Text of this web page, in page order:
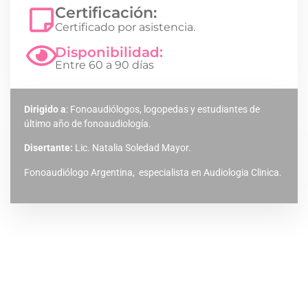
Certificación:
Certificado por asistencia.
Disponibilidad:
Entre 60 a 90 días
Dirigido a: Fonoaudiólogos, logopedas y estudiantes de
último año de fonoaudiología.
Disertante: Lic. Natalia Soledad Mayor.
Fonoaudiólogo Argentina, especialista en Audiologia Clinica.